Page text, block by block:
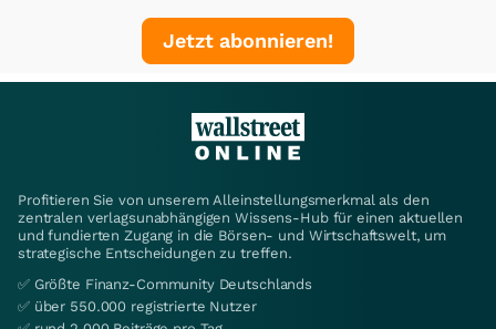
Jetzt abonnieren!
Profitieren Sie von unserem Alleinstellungsmerkmal als den
zentralen verlagsunabhängigen Wissens-Hub für einen aktuellen
und fundierten Zugang in die Börsen- und Wirtschaftswelt, um
strategische Entscheidungen zu treffen.
✅ Größte Finanz-Community Deutschlands
✅ über 550.000 registrierte Nutzer